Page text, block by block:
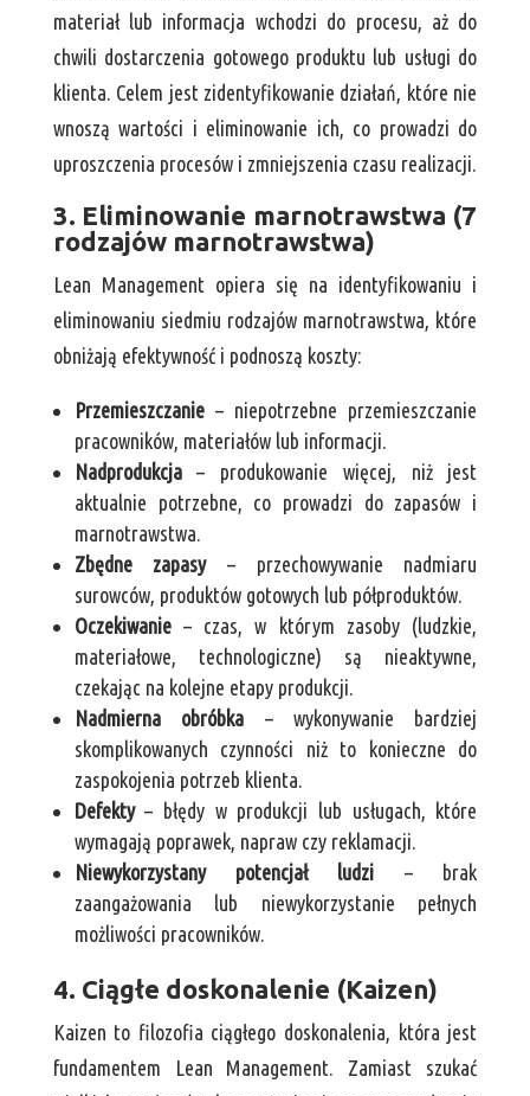
materiał lub informacja wchodzi do procesu, aż do
chwili dostarczenia gotowego produktu lub usługi do
klienta. Celem jest zidentyfikowanie działań, które nie
wnoszą wartości i eliminowanie ich, co prowadzi do
uproszczenia procesów i zmniejszenia czasu realizacji.
3. Eliminowanie marnotrawstwa (7
rodzajów marnotrawstwa)
Lean Management opiera się na identyfikowaniu i
eliminowaniu siedmiu rodzajów marnotrawstwa, które
obniżają efektywność i podnoszą koszty:
Przemieszczanie– niepotrzebne przemieszczanie
pracowników, materiałów lub informacji.
Nadprodukcja– produkowanie więcej, niż jest
aktualnie potrzebne, co prowadzi do zapasów i
marnotrawstwa.
Zbędne zapasy– przechowywanie nadmiaru
surowców, produktów gotowych lub półproduktów.
Oczekiwanie– czas, w którym zasoby (ludzkie,
materiałowe, technologiczne) są nieaktywne,
czekając na kolejne etapy produkcji.
Nadmierna obróbka – wykonywanie bardziej
skomplikowanych czynności niż to konieczne do
zaspokojenia potrzeb klienta.
Defekty– błędy w produkcji lub usługach, które
wymagają poprawek, napraw czy reklamacji.
Niewykorzystany potencjał ludzi – brak
zaangażowania lub niewykorzystanie pełnych
możliwości pracowników.
4. Ciągłe doskonalenie (Kaizen)
Kaizen to filozofia ciągłego doskonalenia, która jest
fundamentem Lean Management. Zamiast szukać